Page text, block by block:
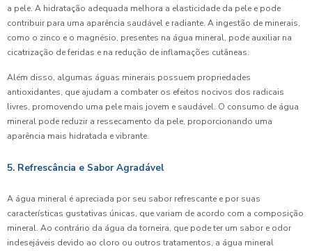
a pele. A hidratação adequada melhora a elasticidade da pele e pode
contribuir para uma aparência saudável e radiante. A ingestão de minerais,
como o zinco e o magnésio, presentes na água mineral, pode auxiliar na
cicatrização de feridas e na redução de inflamações cutâneas.
Além disso, algumas águas minerais possuem propriedades
antioxidantes, que ajudam a combater os efeitos nocivos dos radicais
livres, promovendo uma pele mais jovem e saudável. O consumo de água
mineral pode reduzir a ressecamento da pele, proporcionando uma
aparência mais hidratada e vibrante.
5. Refrescância e Sabor Agradável
A água mineral é apreciada por seu sabor refrescante e por suas
características gustativas únicas, que variam de acordo com a composição
mineral. Ao contrário da água da torneira, que pode ter um sabor e odor
indesejáveis devido ao cloro ou outros tratamentos, a água mineral